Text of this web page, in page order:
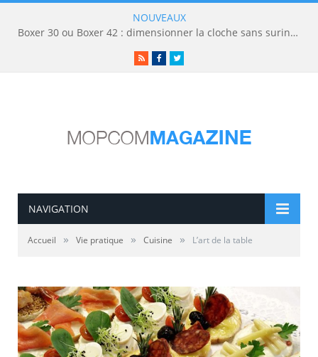
NOUVEAUX
Boxer 30 ou Boxer 42 : dimensionner la cloche sans surinvestir
RSSFacebookTwitter
NAVIGATION
Accueil » Vie pratique » Cuisine » L’art de la table